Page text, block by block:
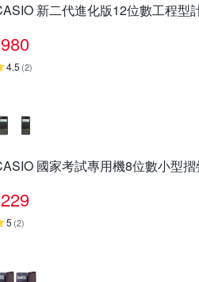
新二代進化版12位數工程型
980
4.5 (2)
國家考試專用機8位數小型
229
5 (2)